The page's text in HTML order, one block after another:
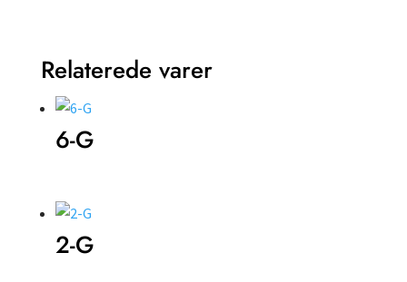
Relaterede varer
6-G
2-G